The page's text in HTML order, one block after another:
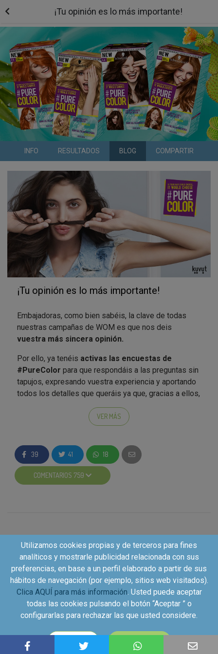
¡Tu opinión es lo más importante!
INFO RESULTADOS BLOG COMPARTIR
¡Tu opinión es lo más importante!
Embajadoras, como bien sabéis, la clave de todas
nuestras campañas de WOM es que nos deis
vuestra más sincera opinión.
Por ello, ya tenéis activas las encuestas de
#PureColor para que respondáis a las preguntas sin
tapujos, expresando vuestra experiencia y aportando
todos los detalles que queráis ya que, gracias a ellos,
revolucionando el mundo de la coloración. ;)
VER MÁS
39 41 18
COMENTARIOS 759
Copyright©2026 - Kuvut - All rights reserved, Calle Iriarte
27, local izquierdo 28028 Madrid, Spain
Utilizamos cookies propias y de terceros para fines
analíticos y mostrarle publicidad relacionada con sus
preferencias, en base a un perfil elaborado a partir de sus
hábitos de navegación (por ejemplo, sitios web visitados).
Clica AQUÍ para más información. Usted puede aceptar
todas las cookies pulsando el botón “Aceptar ” o
configurarlas para rechazar las que usted considere.
CONFIGURAR ACEPTAR